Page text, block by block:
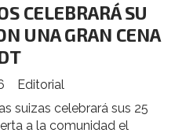
CELEBRARÁ SU
UNA GRAN CENA
Editorial
suizas celebrará sus 25
a la comunidad el